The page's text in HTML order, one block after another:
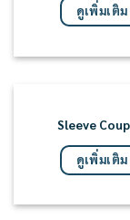
ดูเพิ่มเติม
Sleeve
ดูเพิ่มเติม